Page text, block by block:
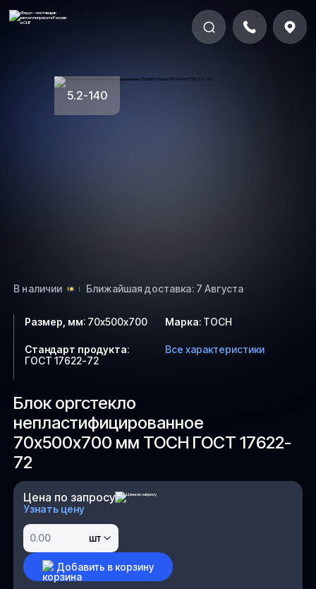
5.2-140
В наличии Ближайшая доставка: 7 Августа
Блок оргстекло
непластифицированное
70х500х700 мм ТОСН ГОСТ 17622-
72
Цена по запросу
Узнать цену
шт
Добавить в корзину
Размер, мм: 70х500х700 Марка: ТОСН
Стандарт продукта:
ГОСТ 17622-72
Все характеристики